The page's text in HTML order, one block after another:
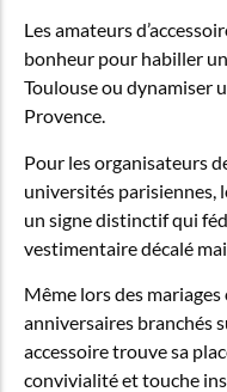
Les amateurs
bonheur pour habiller
Toulouse ou dynamiser
Provence.
Pour les organisateurs
universités parisiennes,
un signe distinctif qui
vestimentaire décalé
Même lors des
anniversaires branchés
accessoire trouve sa
convivialité et touche